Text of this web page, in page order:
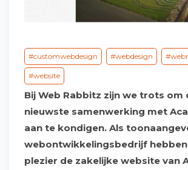
customwebdesign webdesign
website
Bij Web Rabbitz zijn we trots om
nieuwste samenwerking met
aan te kondigen. Als
webontwikkelingsbedrijf
plezier de zakelijke website van